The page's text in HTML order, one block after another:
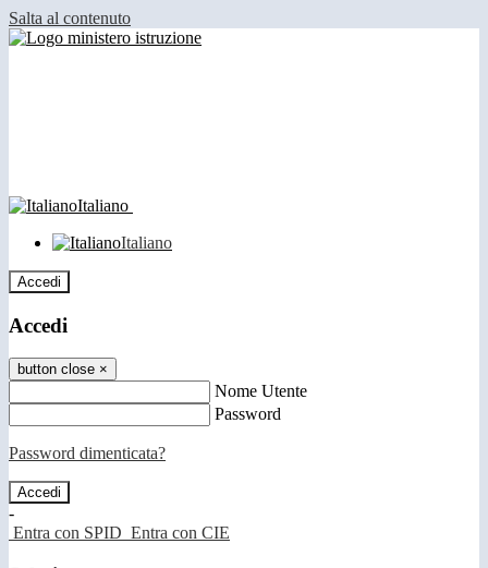
Salta al contenuto
Italiano
Italiano
Accedi
Accedi
button close ×
Nome Utente
Password
Password dimenticata?
-
Entra con SPID Entra con CIE